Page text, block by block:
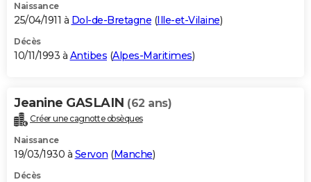
Naissance
25/04/1911 à Dol-de-Bretagne (Ille-et-Vilaine)
Décès
10/11/1993 à Antibes (Alpes-Maritimes)
Jeanine GASLAIN (62 ans)
Créer une cagnotte obsèques
Naissance
19/03/1930 à Servon (Manche)
Décès